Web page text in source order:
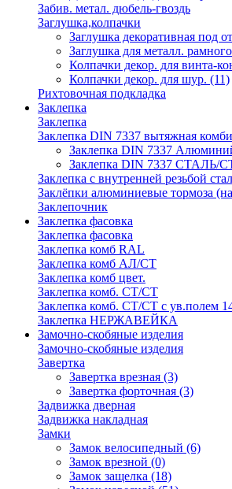
Забив. метал. дюбель-гвоздь
Заглушка,колпачки
Заглушка декоративная под
Заглушка для металл.
Колпачки декор. для винта-
Колпачки декор. для шур. (11)
Рихтовочная подкладка
Заклепка
Заклепка
Заклепка DIN 7337 вытяжная
Заклепка DIN 7337
Заклепка DIN 7337 СТАЛЬ/
Заклепка с внутренней резьбой
Заклёпки алюминиевые тормоза
Заклепочник
Заклепка фасовка
Заклепка фасовка
Заклепка комб RAL
Заклепка комб АЛ/СТ
Заклепка комб цвет.
Заклепка комб. СТ/СТ
Заклепка комб. СТ/СТ с ув.полем
Заклепка НЕРЖАВЕЙКА
Замочно-скобяные изделия
Замочно-скобяные изделия
Завертка
Завертка врезная (3)
Завертка форточная (3)
Задвижка дверная
Задвижка накладная
Замки
Замок велосипедный (6)
Замок врезной (0)
Замок защелка (18)